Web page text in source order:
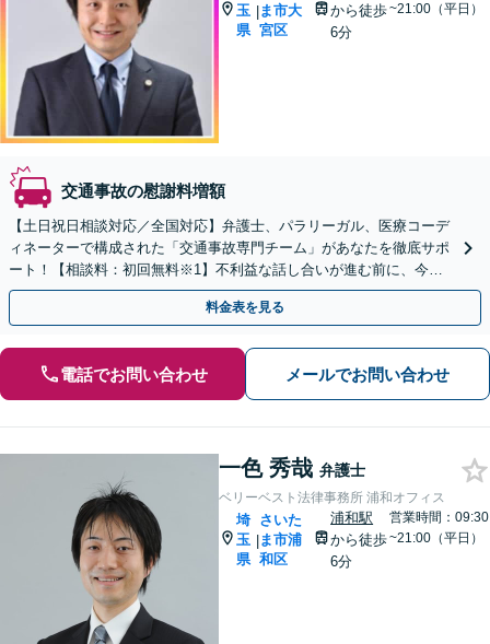
玉
県
|ま市大
宮区
から徒歩
6分
~21:00（平日）
交通事故の慰謝料増額
【土日祝日相談対応／全国対応】弁護士、パラリーガル、医療コーデ
ィネーターで構成された「交通事故専門チーム」があなたを徹底サポ
ート！【相談料：初回無料※1】不利益な話し合いが進む前に、今す
ぐ相談！
料金表を見る
電話でお問い合わせ メールでお問い合わせ
一色 秀哉 弁護士
ベリーベスト法律事務所 浦和オフィス
埼
玉
県
|
さいた
ま市浦
和区
浦和駅
から徒歩
6分
営業時間：09:30
~21:00（平日）